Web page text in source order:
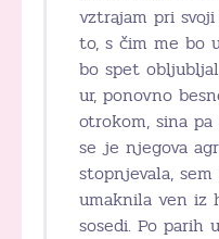
vztrajam pri
to, s čim me bo
bo spet
ur, ponovno
otrokom, sina
se je njegova
stopnjevala,
umaknila ven iz
sosedi. Po parih